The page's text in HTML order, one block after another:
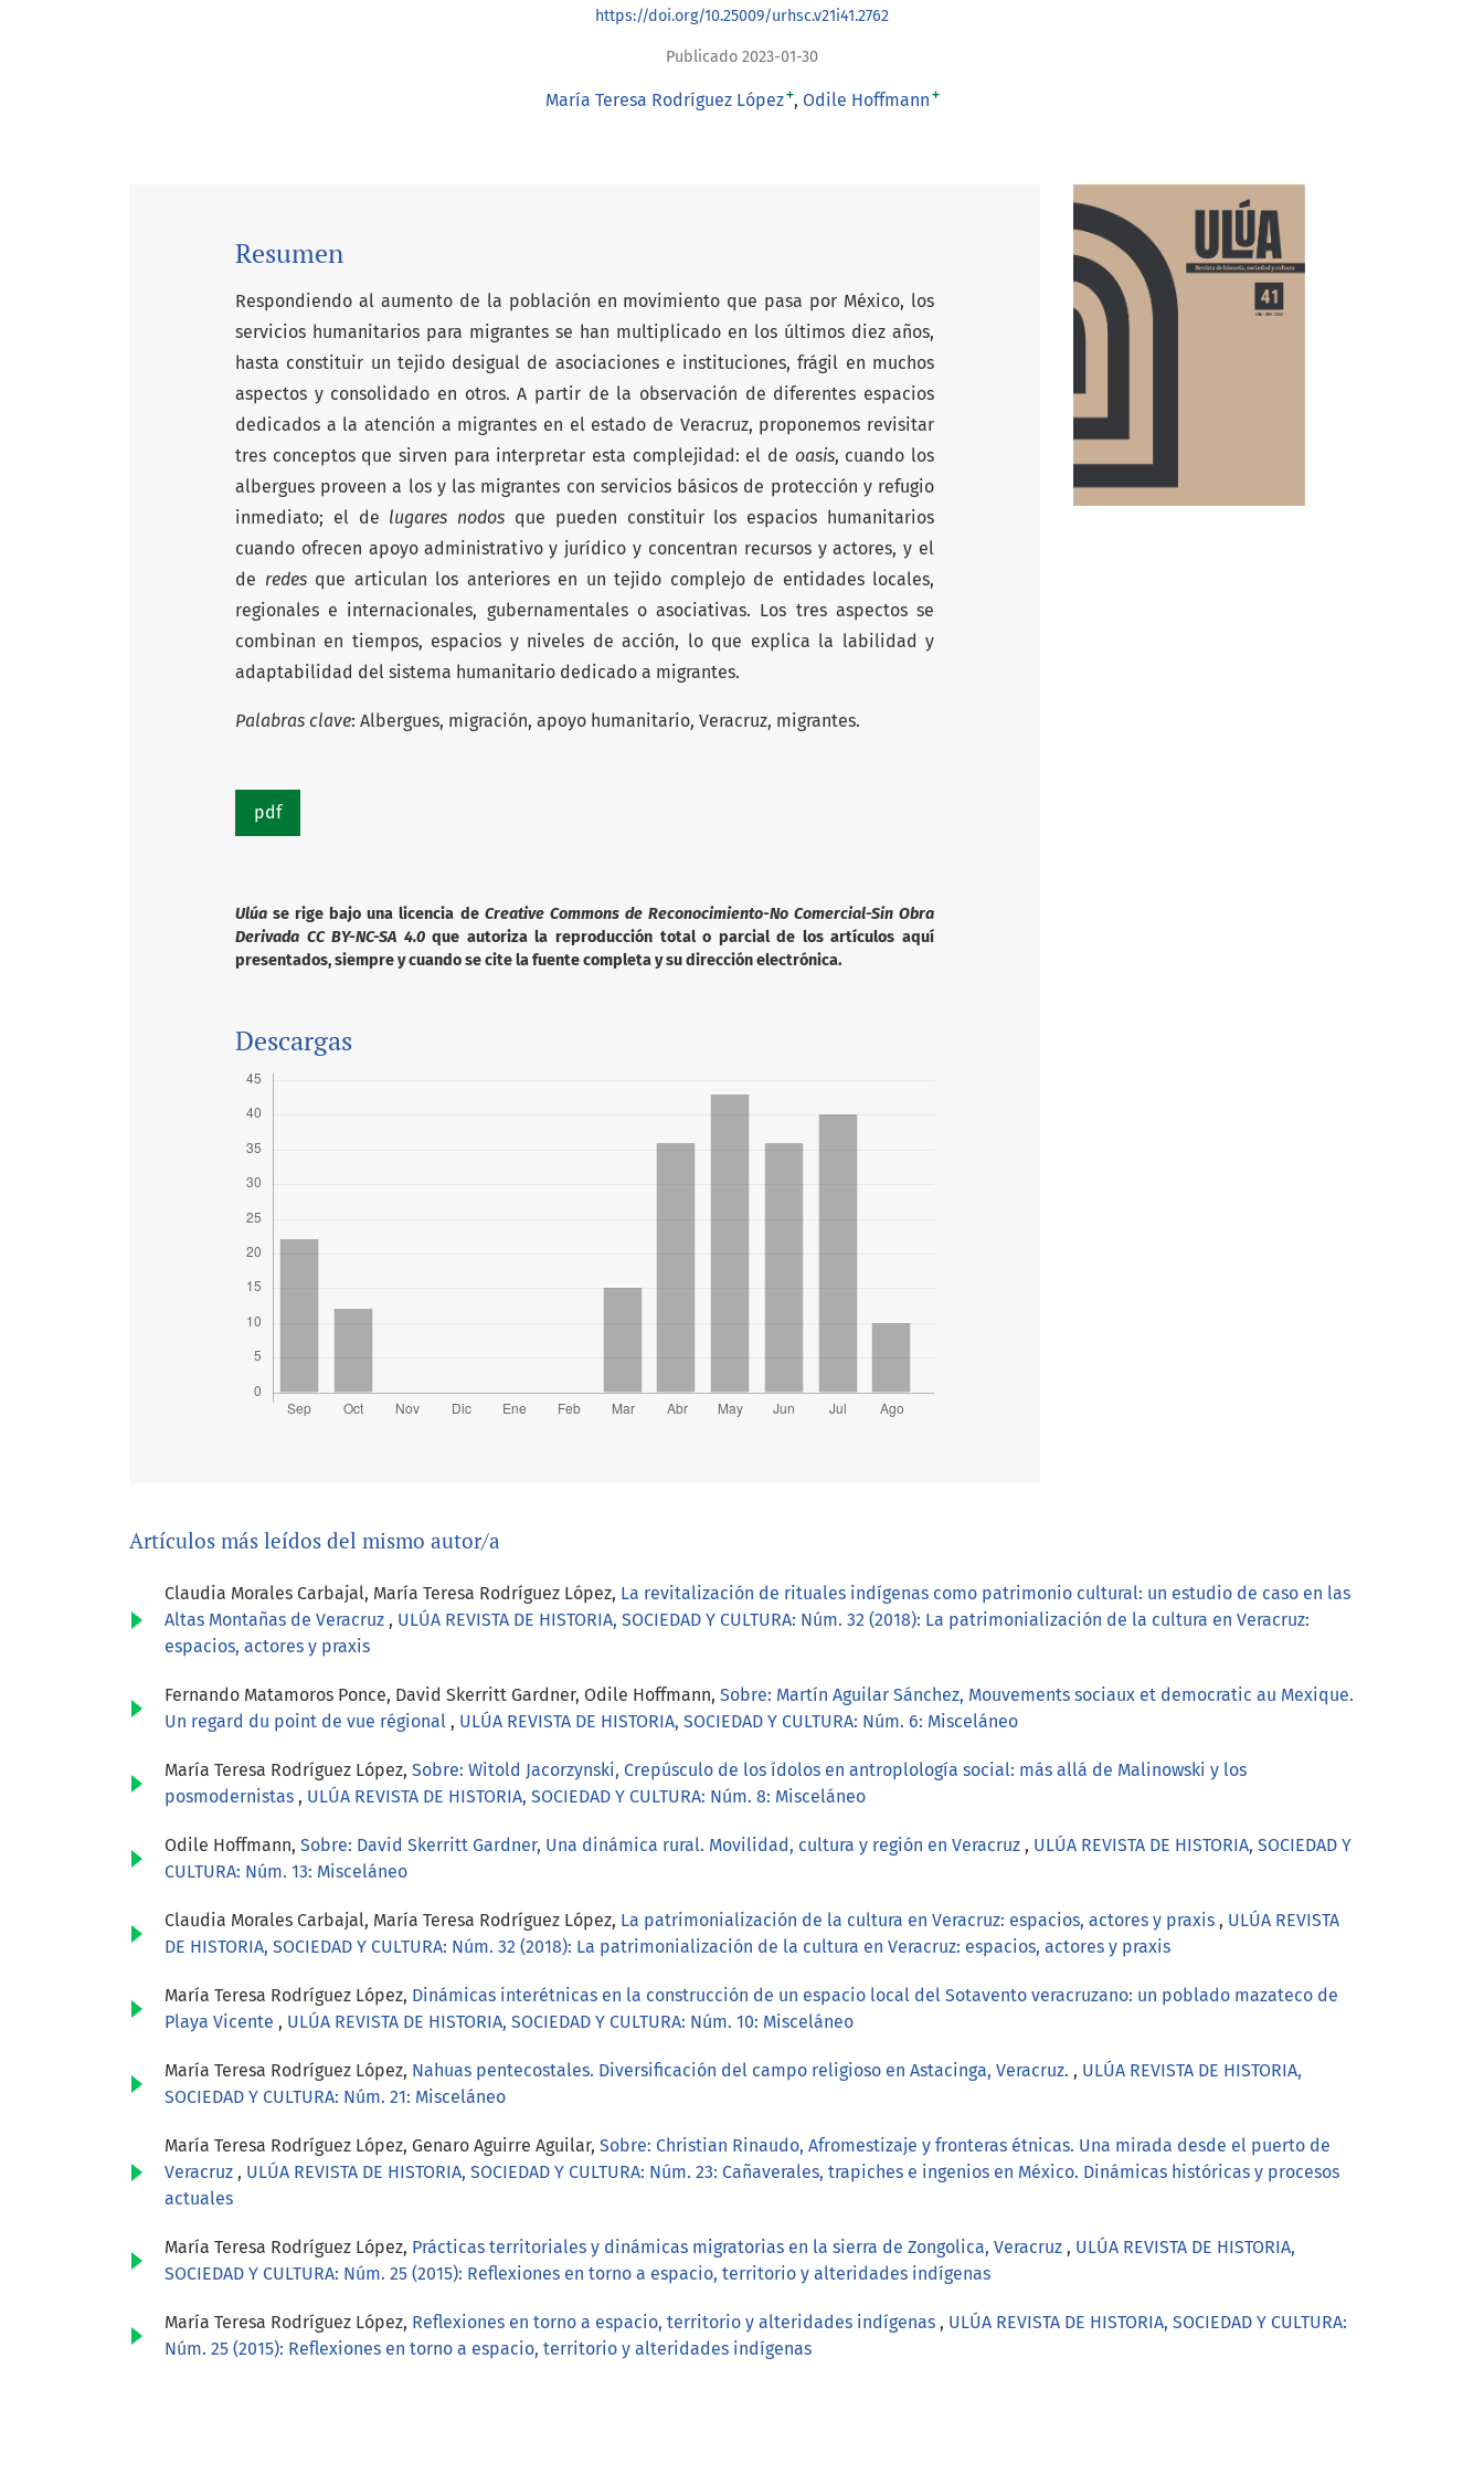
https://doi.org/10.25009/urhsc.v21i41.2762
Publicado 2023-01-30
María Teresa Rodríguez López+ Odile Hoffmann +
Resumen
Respondiendo al aumento de la población en movimiento que pasa por México, los
servicios humanitarios para migrantes se han multiplicado en los últimos diez años,
hasta constituir un tejido desigual de asociaciones e instituciones, frágil en muchos
aspectos y consolidado en otros. A partir de la observación de diferentes espacios
dedicados a la atención a migrantes en el estado de Veracruz, proponemos revisitar
tres conceptos que sirven para interpretar esta complejidad: el de oasis, cuando los
albergues proveen a los y las migrantes con servicios básicos de protección y refugio
inmediato; el de lugares nodos que pueden constituir los espacios humanitarios
cuando ofrecen apoyo administrativo y jurídico y concentran recursos y actores, y el
de redesque articulan los anteriores en un tejido complejo de entidades locales,
regionales e internacionales, gubernamentales o asociativas. Los tres aspectos se
combinan en tiempos, espacios y niveles de acción, lo que explica la labilidad y
adaptabilidad del sistema humanitario dedicado a migrantes.
Palabras clave: Albergues, migración, apoyo humanitario, Veracruz, migrantes.
pdf
Ulúa se rige bajo una licencia de Creative Commons de Reconocimiento-No Comercial-Sin Obra
Derivada CC BY-NC-SA 4.0que autoriza la reproducción total o parcial de los artículos aquí
presentados, siempre y cuando se cite la fuente completa y su dirección electrónica.
Descargas
Artículos más leídos del mismo autor/a
Claudia Morales Carbajal, María Teresa Rodríguez López, La revitalización de rituales indígenas como patrimonio cultural: un estudio de caso en las
Altas Montañas de Veracruz , ULÚA REVISTA DE HISTORIA, SOCIEDAD Y CULTURA: Núm. 32 (2018): La patrimonialización de la cultura en Veracruz:
espacios, actores y praxis
Fernando Matamoros Ponce, David Skerritt Gardner, Odile Hoffmann, Sobre: Martín Aguilar Sánchez, Mouvements sociaux et democratic au Mexique.
Un regard du point de vue régional , ULÚA REVISTA DE HISTORIA, SOCIEDAD Y CULTURA: Núm. 6: Misceláneo
María Teresa Rodríguez López, Sobre: Witold Jacorzynski, Crepúsculo de los ídolos en antroplología social: más allá de Malinowski y los
posmodernistas , ULÚA REVISTA DE HISTORIA, SOCIEDAD Y CULTURA: Núm. 8: Misceláneo
Odile Hoffmann, Sobre: David Skerritt Gardner, Una dinámica rural. Movilidad, cultura y región en Veracruz , ULÚA REVISTA DE HISTORIA, SOCIEDAD Y
CULTURA: Núm. 13: Misceláneo
Claudia Morales Carbajal, María Teresa Rodríguez López, La patrimonialización de la cultura en Veracruz: espacios, actores y praxis , ULÚA REVISTA
DE HISTORIA, SOCIEDAD Y CULTURA: Núm. 32 (2018): La patrimonialización de la cultura en Veracruz: espacios, actores y praxis
María Teresa Rodríguez López, Dinámicas interétnicas en la construcción de un espacio local del Sotavento veracruzano: un poblado mazateco de
Playa Vicente , ULÚA REVISTA DE HISTORIA, SOCIEDAD Y CULTURA: Núm. 10: Misceláneo
María Teresa Rodríguez López, Nahuas pentecostales. Diversificación del campo religioso en Astacinga, Veracruz. , ULÚA REVISTA DE HISTORIA,
SOCIEDAD Y CULTURA: Núm. 21: Misceláneo
María Teresa Rodríguez López, Genaro Aguirre Aguilar, Sobre: Christian Rinaudo, Afromestizaje y fronteras étnicas. Una mirada desde el puerto de
Veracruz , ULÚA REVISTA DE HISTORIA, SOCIEDAD Y CULTURA: Núm. 23: Cañaverales, trapiches e ingenios en México. Dinámicas históricas y procesos
actuales
María Teresa Rodríguez López, Prácticas territoriales y dinámicas migratorias en la sierra de Zongolica, Veracruz , ULÚA REVISTA DE HISTORIA,
SOCIEDAD Y CULTURA: Núm. 25 (2015): Reflexiones en torno a espacio, territorio y alteridades indígenas
María Teresa Rodríguez López, Reflexiones en torno a espacio, territorio y alteridades indígenas , ULÚA REVISTA DE HISTORIA, SOCIEDAD Y CULTURA:
Núm. 25 (2015): Reflexiones en torno a espacio, territorio y alteridades indígenas